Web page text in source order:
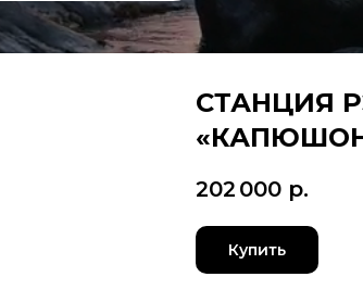
СТАНЦИЯ
202 000 р.
Купить